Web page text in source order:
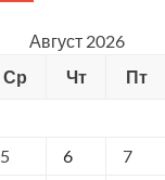
Август 2026
Ср Чт Пт
5 6 7